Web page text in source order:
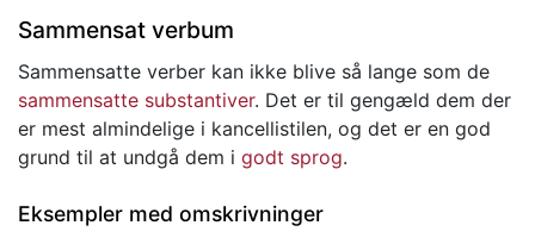
Sammensat verbum
Sammensatte verber kan ikke blive så lange som de
sammensatte substantiver. Det er til gengæld dem der
er mest almindelige i kancellistilen, og det er en god
grund til at undgå dem i godt sprog.
Eksempler med omskrivninger